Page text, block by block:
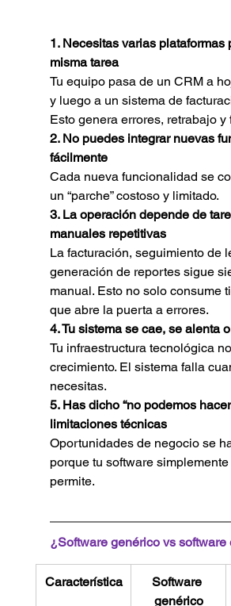
1. Necesitas varias plataformas
misma tarea
Tu equipo pasa de un CRM a
y luego a un sistema de
Esto genera errores, retrabajo y
2. No puedes integrar nuevas
fácilmente
Cada nueva funcionalidad se
un “parche” costoso y limitado.
3. La operación depende de
manuales repetitivas
La facturación, seguimiento de
generación de reportes sigue
manual. Esto no solo consume
que abre la puerta a errores.
4. Tu sistema se cae, se alenta
Tu infraestructura tecnológica
crecimiento. El sistema falla
necesitas.
5. Has dicho “no podemos
limitaciones técnicas
Oportunidades de negocio se
porque tu software
permite.
¿Software genérico vs software
Característica
Software
genérico